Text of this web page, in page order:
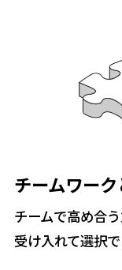
チームワー
チームで高め合
受け入れて選択